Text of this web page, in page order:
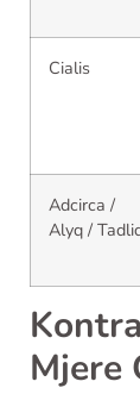
Cialis
Adcirca /
Alyq /
Mjere